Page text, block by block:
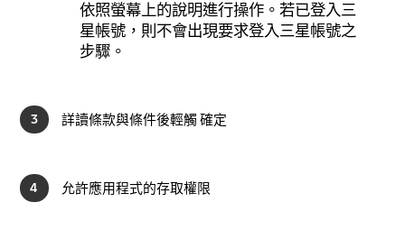
依照螢幕上的說明進行操作。若已登入三
星帳號，則不會出現要求登入三星帳號之
步驟。
3 詳讀條款與條件後輕觸 確定
4 允許應用程式的存取權限